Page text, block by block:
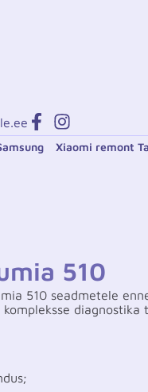
Xiaomi remont
510
510 seadmetele